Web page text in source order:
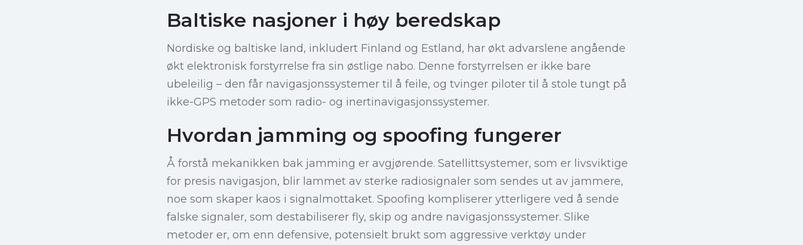
Baltiske nasjoner i høy beredskap
Nordiske og baltiske land, inkludert Finland og Estland, har økt advarslene angående
økt elektronisk forstyrrelse fra sin østlige nabo. Denne forstyrrelsen er ikke bare
ubeleilig – den får navigasjonssystemer til å feile, og tvinger piloter til å stole tungt på
ikke-GPS metoder som radio- og inertinavigasjonssystemer.
Hvordan jamming og spoofing fungerer
Å forstå mekanikken bak jamming er avgjørende. Satellittsystemer, som er livsviktige
for presis navigasjon, blir lammet av sterke radiosignaler som sendes ut av jammere,
noe som skaper kaos i signalmottaket. Spoofing kompliserer ytterligere ved å sende
falske signaler, som destabiliserer fly, skip og andre navigasjonssystemer. Slike
metoder er, om enn defensive, potensielt brukt som aggressive verktøy under